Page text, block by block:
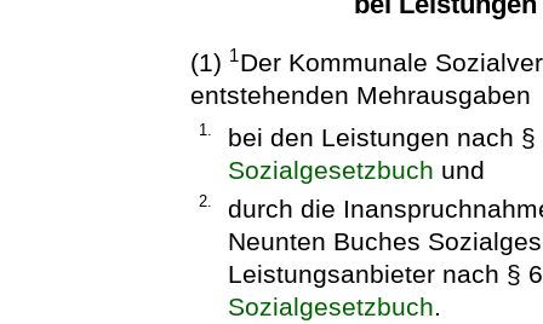
(1) 1Der Kommunale
entstehenden Mehrausgaben
1.
bei den Leistungen nach
Sozialgesetzbuch und
2.
durch die
Neunten Buches
Leistungsanbieter nach §
Sozialgesetzbuch.